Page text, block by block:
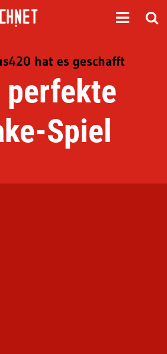
hat es geschafft
perfekte
Spiel